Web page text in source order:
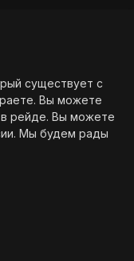
существует с
Вы можете
в рейде. Вы можете
. Мы будем рады